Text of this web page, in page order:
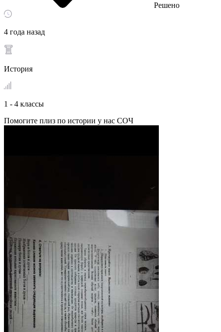
Решено
4 года назад
История
1 - 4 классы
Помогите плиз по истории у нас СОЧ